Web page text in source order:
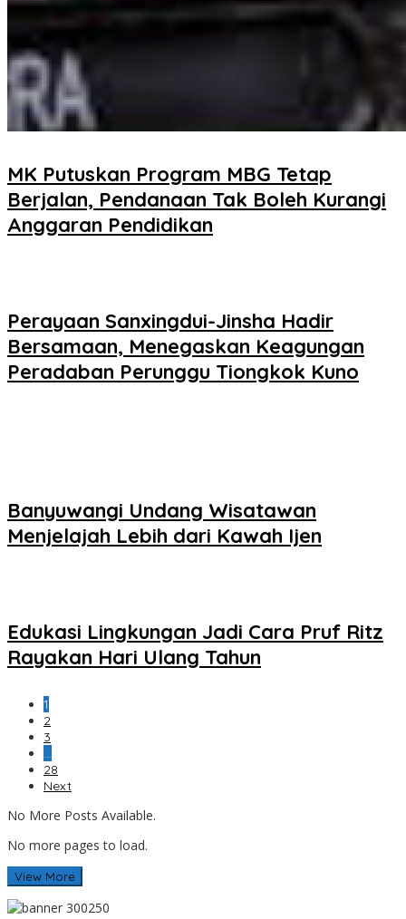
MK Putuskan Program MBG Tetap
Berjalan, Pendanaan Tak Boleh Kurangi
Anggaran Pendidikan
Perayaan Sanxingdui-Jinsha Hadir
Bersamaan, Menegaskan Keagungan
Peradaban Perunggu Tiongkok Kuno
Banyuwangi Undang Wisatawan
Menjelajah Lebih dari Kawah Ijen
Edukasi Lingkungan Jadi Cara Pruf Ritz
Rayakan Hari Ulang Tahun
1
2
3
…
28
Next
No More Posts Available.
No more pages to load.
View More